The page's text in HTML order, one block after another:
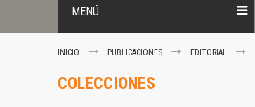
MENÚ
INICIO PUBLICACIONES EDITORIAL
COLECCIONES